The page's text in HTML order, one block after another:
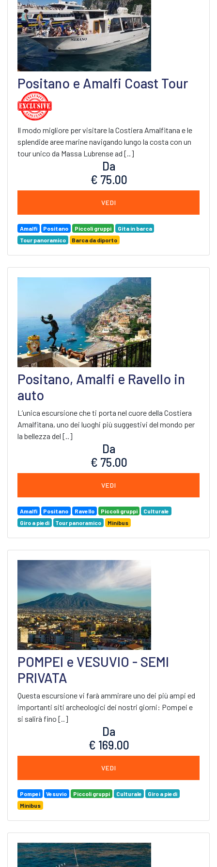
Positano e Amalfi Coast Tour
Il modo migliore per visitare la Costiera Amalfitana e le
splendide aree marine navigando lungo la costa con un
tour unico da Massa Lubrense ad [..]
Da
€ 75.00
VEDI
Amalfi Positano Piccoli gruppi
Gita in barca
Tour panoramico
Barca da diporto
Positano, Amalfi e Ravello in
auto
L’unica escursione che ti porta nel cuore della Costiera
Amalfitana, uno dei luoghi più suggestivi del mondo per
la bellezza del [..]
Da
€ 75.00
VEDI
Amalfi Positano Ravello Piccoli gruppi
Culturale
Giro a piedi
Tour panoramico Minibus
POMPEI e VESUVIO - SEMI
PRIVATA
Questa escursione vi farà ammirare uno dei più ampi ed
importanti siti archeologici dei nostri giorni: Pompei e
si salirà fino [..]
Da
€ 169.00
VEDI
Pompei Vesuvio Piccoli gruppi Culturale
Giro a piedi
Minibus